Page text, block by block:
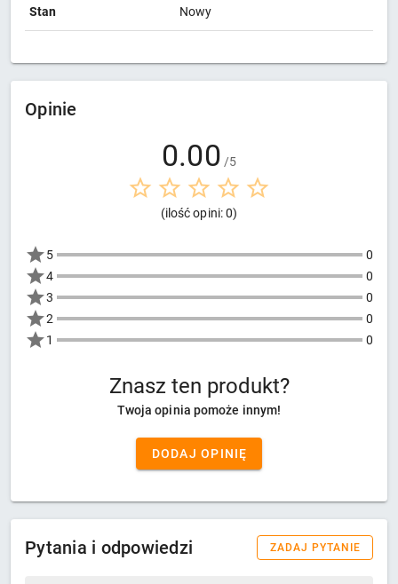
Stan Nowy
Opinie
0.00 /5
(ilość opini: 0)
5
0
4
0
3
0
2
0
1
0
Znasz ten produkt?
Twoja opinia pomoże innym!
DODAJ OPINIĘ
Pytania i odpowiedzi ZADAJ PYTANIE